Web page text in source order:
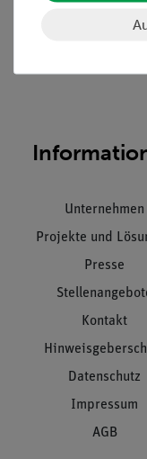
Unternehmen
Projekte und
Presse
Kontakt
Datenschutz
Impressum
AGB